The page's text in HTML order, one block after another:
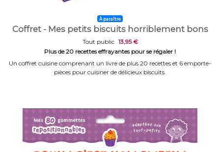
À paraître
Coffret - Mes petits biscuits horriblement bons
Tout public 13,95 €
Plus de 20 recettes effrayantes pour se régaler !
Un coffret cuisine comprenant un livre de plus 20 recettes et 6 emporte-
pièces pour cuisiner de délicieux biscuits.